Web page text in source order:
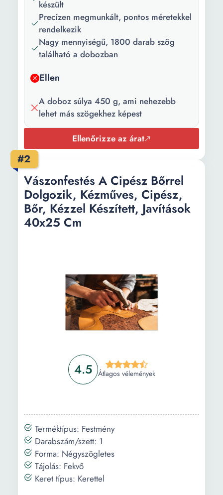
készült
Precízen megmunkált, pontos méretekkel
rendelkezik
Nagy mennyiségű, 1800 darab szög
található a dobozban
Ellen
A doboz súlya 450 g, ami nehezebb
lehet más szögekhez képest
Ellenőrizze az árat
#2
4.5 Átlagos vélemények
Vászonfestés A Cipész Bőrrel
Dolgozik, Kézműves, Cipész,
Bőr, Kézzel Készített, Javítások
40x25 Cm
Terméktípus: Festmény
Darabszám/szett: 1
Forma: Négyszögletes
Tájolás: Fekvő
Keret típus: Kerettel